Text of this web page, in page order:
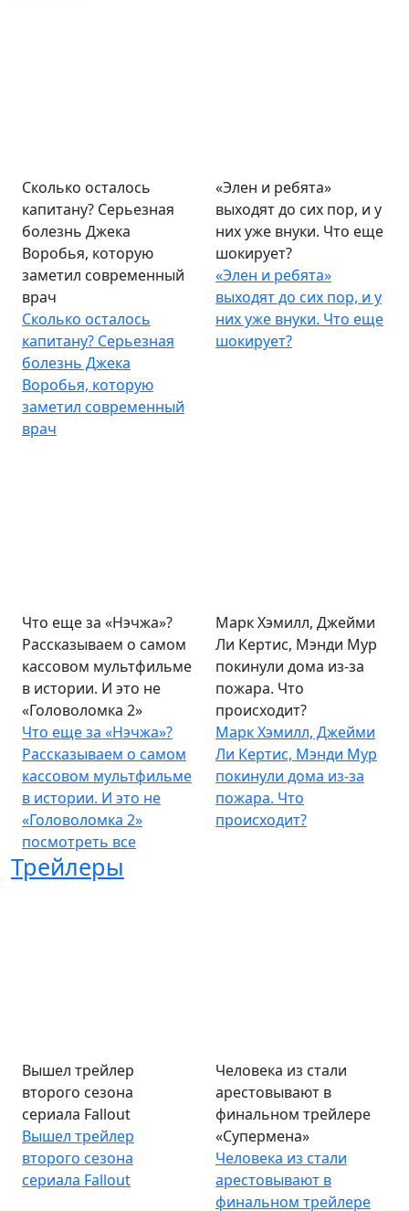
Сколько осталось
капитану? Серьезная
болезнь Джека
Воробья, которую
заметил современный
врач
Сколько осталось
капитану? Серьезная
болезнь Джека
Воробья, которую
заметил современный
врач
«Элен и ребята»
выходят до сих пор, и у
них уже внуки. Что еще
шокирует?
«Элен и ребята»
выходят до сих пор, и у
них уже внуки. Что еще
шокирует?
Что еще за «Нэчжа»?
Рассказываем о самом
кассовом мультфильме
в истории. И это не
«Головоломка 2»
Что еще за «Нэчжа»?
Рассказываем о самом
кассовом мультфильме
в истории. И это не
«Головоломка 2»
Марк Хэмилл, Джейми
Ли Кертис, Мэнди Мур
покинули дома из-за
пожара. Что
происходит?
Марк Хэмилл, Джейми
Ли Кертис, Мэнди Мур
покинули дома из-за
пожара. Что
происходит?
посмотреть все
Трейлеры
Вышел трейлер
второго сезона
сериала Fallout
Вышел трейлер
второго сезона
сериала Fallout
Человека из стали
арестовывают в
финальном трейлере
«Супермена»
Человека из стали
арестовывают в
финальном трейлере